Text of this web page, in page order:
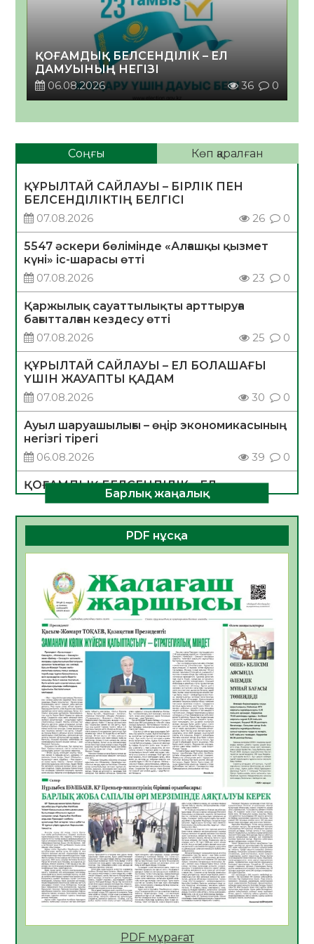
ҚОҒАМДЫҚ БЕЛСЕНДІЛІК – ЕЛ
ДАМУЫНЫҢ НЕГІЗІ
06.08.2026
36 0
Соңғы Көп қаралған
ҚҰРЫЛТАЙ САЙЛАУЫ – БІРЛІК ПЕН
БЕЛСЕНДІЛІКТІҢ БЕЛГІСІ
07.08.2026
26 0
5547 әскери бөлімінде «Алғашқы қызмет
күні» іс-шарасы өтті
07.08.2026
23 0
Қаржылық сауаттылықты арттыруға
бағытталған кездесу өтті
07.08.2026
25 0
ҚҰРЫЛТАЙ САЙЛАУЫ – ЕЛ БОЛАШАҒЫ
ҮШІН ЖАУАПТЫ ҚАДАМ
07.08.2026
30 0
Ауыл шаруашылығы – өңір экономикасының
негізгі тірегі
06.08.2026
39 0
ҚОҒАМДЫҚ БЕЛСЕНДІЛІК – ЕЛ
ДАМУЫНЫҢ НЕГІЗІ
06.08.2026
36 0
ҚҰРЫЛТАЙ САЙЛАУЫ – БОЛАШАҚҚА
06.08.2026
Инфекциялық ауруларға қарсы иммундау
жұмыстарының тиімділігі
06.08.2026
40
Көкжөтел ауруы туралы
06.08.2026
36
АПВ вакцинасы туралы мәлімет
06.08.2026
36
Open Air: Қызылорда облысы полиция
департаменті 20 мыңнан астам
көрерменнің қауіпсіздігін қамтамасыз етті
06.08.2026
48
ҚЫЗЫЛОРДАДА «САНАЛЫ ҰРПАҚ –
ЖАРҚЫН БОЛАШАҚ» АТТЫ КЕҢЕЙТІЛГЕН
МӘЖІЛІС ӨТТІ
05.08.2026
49
Қазақстан Орталық Азиядағы көшуге ең
Барлық жаңалық
PDF нұсқа
PDF мұрағат